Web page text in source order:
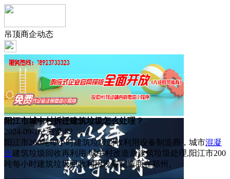
吊顶商企动态
阳江市城中村拆迁建筑垃圾怎么处理？
2024-09-16 浏览:82
阳江市200吨每小时建筑垃圾回收利用设备制造商，城市混凝
土建筑垃圾回收再利用,城中村改造后建筑垃圾处理,阳江市200
吨每小时建筑垃圾回收利用设备制造商在郑州。